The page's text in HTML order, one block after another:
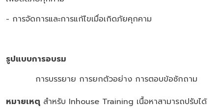
- การจัดการและการแก้ไขเมื่อเกิดภัยคุกคาม
รูปแบบการอบรม
การบรรยาย การยกตัวอย่าง การตอบข้อซักถาม
หมายเหตุ สำหรับ Inhouse Training เนื้อหาสามารถปรับได้